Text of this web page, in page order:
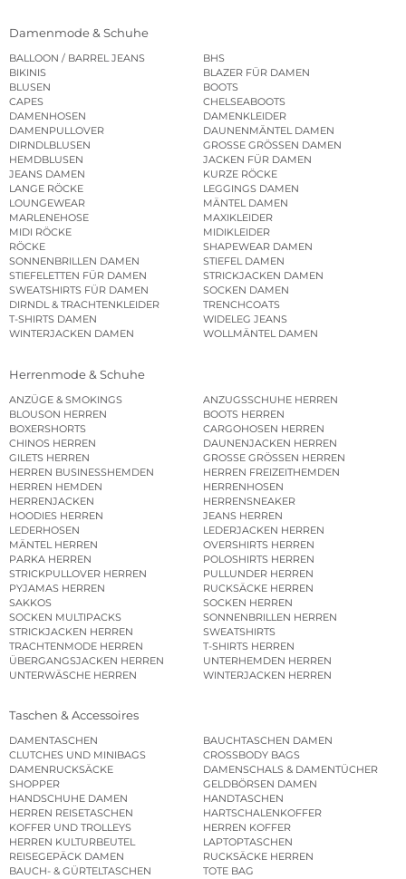
Damenmode & Schuhe
BALLOON / BARREL JEANS
BHS
BIKINIS
BLAZER FÜR DAMEN
BLUSEN
BOOTS
CAPES
CHELSEABOOTS
DAMENHOSEN
DAMENKLEIDER
DAMENPULLOVER
DAUNENMÄNTEL DAMEN
DIRNDLBLUSEN
GROSSE GRÖSSEN DAMEN
HEMDBLUSEN
JACKEN FÜR DAMEN
JEANS DAMEN
KURZE RÖCKE
LANGE RÖCKE
LEGGINGS DAMEN
LOUNGEWEAR
MÄNTEL DAMEN
MARLENEHOSE
MAXIKLEIDER
MIDI RÖCKE
MIDIKLEIDER
RÖCKE
SHAPEWEAR DAMEN
SONNENBRILLEN DAMEN
STIEFEL DAMEN
STIEFELETTEN FÜR DAMEN
STRICKJACKEN DAMEN
SWEATSHIRTS FÜR DAMEN
SOCKEN DAMEN
DIRNDL & TRACHTENKLEIDER
TRENCHCOATS
T-SHIRTS DAMEN
WIDELEG JEANS
WINTERJACKEN DAMEN
WOLLMÄNTEL DAMEN
Herrenmode & Schuhe
ANZÜGE & SMOKINGS
ANZUGSSCHUHE HERREN
BLOUSON HERREN
BOOTS HERREN
BOXERSHORTS
CARGOHOSEN HERREN
CHINOS HERREN
DAUNENJACKEN HERREN
GILETS HERREN
GROSSE GRÖSSEN HERREN
HERREN BUSINESSHEMDEN
HERREN FREIZEITHEMDEN
HERREN HEMDEN
HERRENHOSEN
HERRENJACKEN
HERRENSNEAKER
HOODIES HERREN
JEANS HERREN
LEDERHOSEN
LEDERJACKEN HERREN
MÄNTEL HERREN
OVERSHIRTS HERREN
PARKA HERREN
POLOSHIRTS HERREN
STRICKPULLOVER HERREN
PULLUNDER HERREN
PYJAMAS HERREN
RUCKSÄCKE HERREN
SAKKOS
SOCKEN HERREN
SOCKEN MULTIPACKS
SONNENBRILLEN HERREN
STRICKJACKEN HERREN
SWEATSHIRTS
TRACHTENMODE HERREN
T-SHIRTS HERREN
ÜBERGANGSJACKEN HERREN
UNTERHEMDEN HERREN
UNTERWÄSCHE HERREN
WINTERJACKEN HERREN
Taschen & Accessoires
DAMENTASCHEN
BAUCHTASCHEN DAMEN
CLUTCHES UND MINIBAGS
CROSSBODY BAGS
DAMENRUCKSÄCKE
DAMENSCHALS & DAMENTÜCHER
SHOPPER
GELDBÖRSEN DAMEN
HANDSCHUHE DAMEN
HANDTASCHEN
HERREN REISETASCHEN
HARTSCHALENKOFFER
KOFFER UND TROLLEYS
HERREN KOFFER
HERREN KULTURBEUTEL
LAPTOPTASCHEN
REISEGEPÄCK DAMEN
RUCKSÄCKE HERREN
BAUCH- & GÜRTELTASCHEN
TOTE BAG